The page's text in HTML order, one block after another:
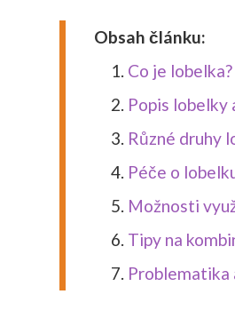
Obsah článku:
Co je lobelka?
Popis lobelky
Různé druhy
Péče o
Možnosti
Tipy na
Problematika